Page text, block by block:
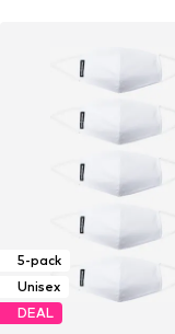
5-pack
Unisex
DEAL